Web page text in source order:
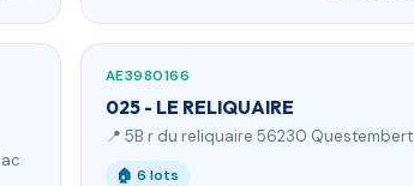
AE3980166
025 - LE RELIQUAIRE
📍 5B r du reliquaire 56230 Questembert
🏠 6 lots